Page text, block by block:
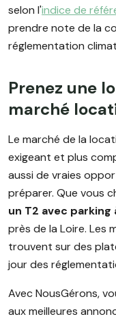
selon l'indice de
prendre note de la
réglementation
Prenez une
marché
Le marché de la
exigeant et plus
aussi de vraies
préparer. Que vous
un T2 avec parking
près de la Loire. Les
trouvent sur des
jour des
Avec NousGérons,
aux meilleures